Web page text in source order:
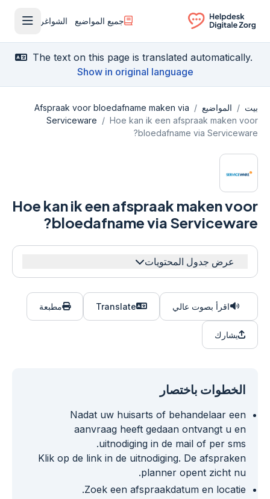
Ga naar de homepagina
جميع المواضيع الشواغر
فتح
The text on this page is translated automatically.
Show in original language
بيت / المواضيع /
Afspraak voor bloedafname maken via
Serviceware / Hoe kan ik een afspraak maken voor
bloedafname via Serviceware?
Hoe kan ik een afspraak maken voor
bloedafname via Serviceware?
عرض جدول المحتويات
اقرأ بصوت عالي Translate مطبعة
يشارك
الخطوات باختصار
Nadat uw huisarts of behandelaar een
aanvraag heeft gedaan ontvangt u en
uitnodiging in de mail of per sms.
Klik op de link in de uitnodiging. De afspraken
planner opent zicht nu.
Zoek een afspraakdatum en locatie.